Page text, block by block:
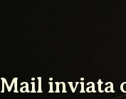
Mail inviata